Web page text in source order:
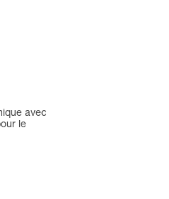
avec
le